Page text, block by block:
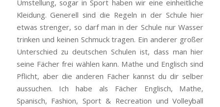
Umstellung, sogar in Sport haben wir eine einheitliche
Kleidung. Generell sind die Regeln in der Schule hier
etwas strenger, so darf man in der Schule nur Wasser
trinken und keinen Schmuck tragen. Ein anderer großer
Unterschied zu deutschen Schulen ist, dass man hier
seine Fächer frei wählen kann. Mathe und Englisch sind
Pflicht, aber die anderen Fächer kannst du dir selber
aussuchen. Ich habe als Fächer Englisch, Mathe,
Spanisch, Fashion, Sport & Recreation und Volleyball